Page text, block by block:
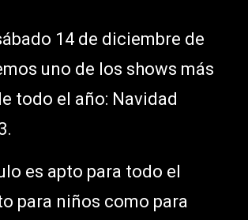
14 de diciembre de
uno de los shows más
todo el año: Navidad
es apto para todo el
para niños como para